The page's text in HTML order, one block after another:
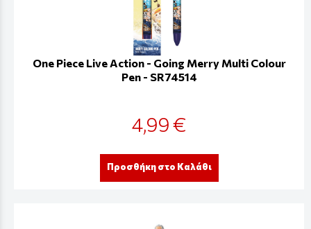
One Piece Live Action - Going Merry Multi Colour
Pen - SR74514
4,99 €
Προσθήκη στο Καλάθι